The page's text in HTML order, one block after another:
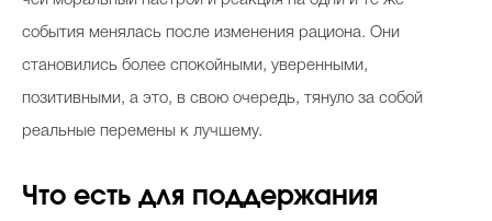
события менялась после изменения рациона. Они
становились более спокойными, уверенными,
позитивными, а это, в свою очередь, тянуло за собой
реальные перемены к лучшему.
Что есть для поддержания